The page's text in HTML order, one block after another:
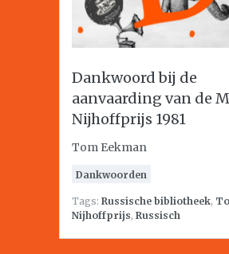
Dankwoord bij de
aanvaarding van de
Nijhoffprijs 1981
Tom Eekman
Dankwoorden
Tags: Russische bibliotheek,
Nijhoffprijs, Russisch